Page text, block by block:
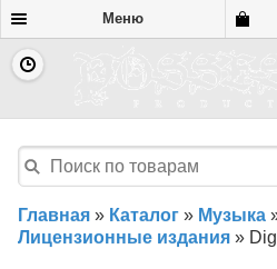
Меню
Главная » Каталог » Музыка
Лицензионные издания »